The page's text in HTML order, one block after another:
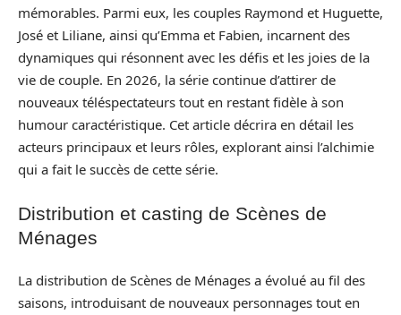
mémorables. Parmi eux, les couples Raymond et Huguette,
José et Liliane, ainsi qu’Emma et Fabien, incarnent des
dynamiques qui résonnent avec les défis et les joies de la
vie de couple. En 2026, la série continue d’attirer de
nouveaux téléspectateurs tout en restant fidèle à son
humour caractéristique. Cet article décrira en détail les
acteurs principaux et leurs rôles, explorant ainsi l’alchimie
qui a fait le succès de cette série.
Distribution et casting de Scènes de
Ménages
La distribution de Scènes de Ménages a évolué au fil des
saisons, introduisant de nouveaux personnages tout en